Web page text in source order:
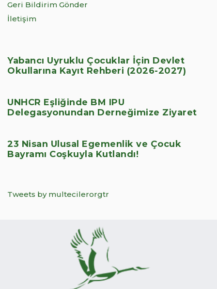
Geri Bildirim Gönder
İletişim
Yabancı Uyruklu Çocuklar İçin Devlet
Okullarına Kayıt Rehberi (2026-2027)
UNHCR Eşliğinde BM IPU
Delegasyonundan Derneğimize Ziyaret
23 Nisan Ulusal Egemenlik ve Çocuk
Bayramı Coşkuyla Kutlandı!
Tweets by multecilerorgtr